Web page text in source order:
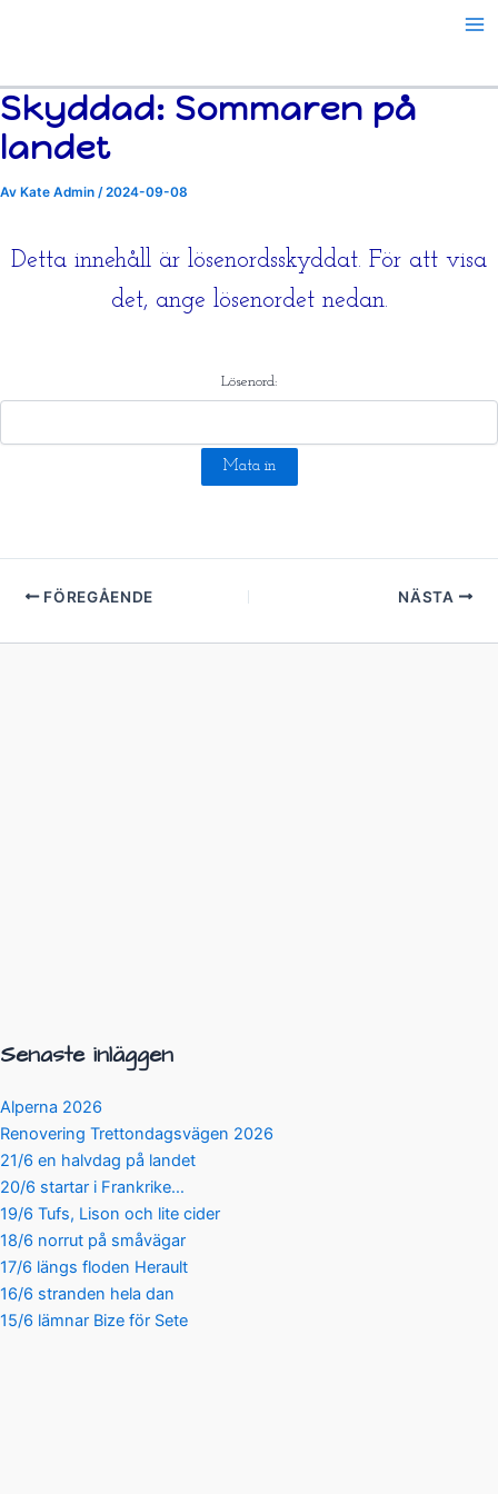
Skyddad: Sommaren på
landet
Av Kate Admin /2024-09-08
Detta innehåll är lösenordsskyddat. För att visa
det, ange lösenordet nedan.
Lösenord:
FÖREGÅENDE NÄSTA
Senaste inläggen
Alperna 2026
Renovering Trettondagsvägen 2026
21/6 en halvdag på landet
20/6 startar i Frankrike…
19/6 Tufs, Lison och lite cider
18/6 norrut på småvägar
17/6 längs floden Herault
16/6 stranden hela dan
15/6 lämnar Bize för Sete